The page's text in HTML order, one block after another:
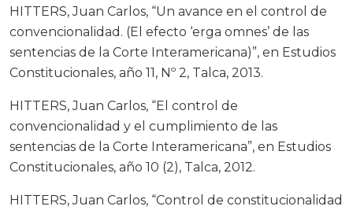
HITTERS, Juan Carlos, “Un avance en el control de
convencionalidad. (El efecto ‘erga omnes’ de las
sentencias de la Corte Interamericana)”, en Estudios
Constitucionales, año 11, Nº 2, Talca, 2013.
HITTERS, Juan Carlos, “El control de
convencionalidad y el cumplimiento de las
sentencias de la Corte Interamericana”, en Estudios
Constitucionales, año 10 (2), Talca, 2012.
HITTERS, Juan Carlos, “Control de constitucionalidad